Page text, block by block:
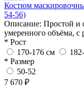
Костюм
54-56)
Описание: Простой и
умеренного объёма, с
* Рост
170-176 см
* Размер
50-52
7 670 ₽